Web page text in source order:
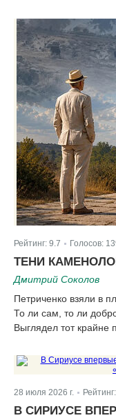
Рейтинг: 9.7 Голосов:
ТЕНИ
Дмитрий Соколов
Петриченко взяли в
То ли сам, то ли
Выглядел тот крайне
28 июля 2026 г. Рейтинг:
В СИРИУСЕ